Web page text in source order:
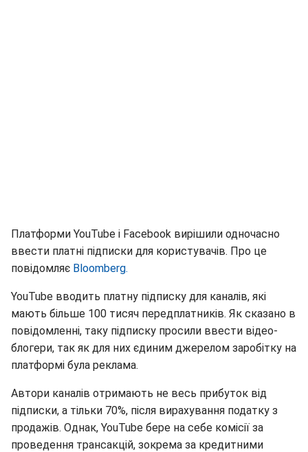
Платформи YouTube і Facebook вирішили одночасно
ввести платні підписки для користувачів. Про це
повідомляє Bloomberg.
YouTube вводить платну підписку для каналів, які
мають більше 100 тисяч передплатників. Як сказано в
повідомленні, таку підписку просили ввести відео-
блогери, так як для них єдиним джерелом заробітку на
платформі була реклама.
Автори каналів отримають не весь прибуток від
підписки, а тільки 70%, після вирахування податку з
продажів. Однак, YouTube бере на себе комісії за
проведення трансакцій, зокрема за кредитними